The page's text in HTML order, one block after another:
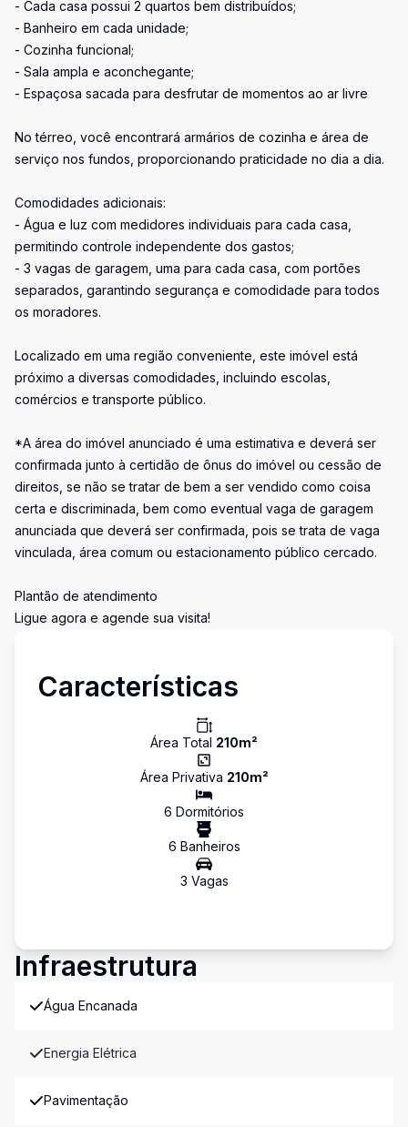
- Cada casa possui 2 quartos bem distribuídos;
- Banheiro em cada unidade;
- Cozinha funcional;
- Sala ampla e aconchegante;
- Espaçosa sacada para desfrutar de momentos ao ar livre
No térreo, você encontrará armários de cozinha e área de
serviço nos fundos, proporcionando praticidade no dia a dia.
Comodidades adicionais:
- Água e luz com medidores individuais para cada casa,
permitindo controle independente dos gastos;
- 3 vagas de garagem, uma para cada casa, com portões
separados, garantindo segurança e comodidade para todos
os moradores.
Localizado em uma região conveniente, este imóvel está
próximo a diversas comodidades, incluindo escolas,
comércios e transporte público.
*A área do imóvel anunciado é uma estimativa e deverá ser
confirmada junto à certidão de ônus do imóvel ou cessão de
direitos, se não se tratar de bem a ser vendido como coisa
certa e discriminada, bem como eventual vaga de garagem
anunciada que deverá ser confirmada, pois se trata de vaga
vinculada, área comum ou estacionamento público cercado.
Plantão de atendimento
Ligue agora e agende sua visita!
Características
Área Total 210m²
Área Privativa 210m²
6 Dormitórios
6 Banheiros
3 Vagas
Infraestrutura
Água Encanada
Energia Elétrica
Pavimentação